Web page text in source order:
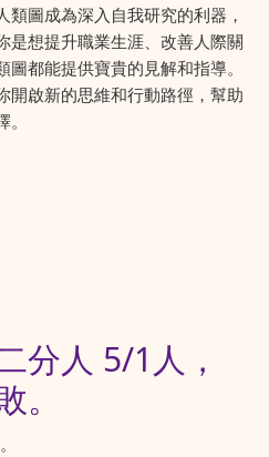
圖成為深入自我研究的利器，
是想提升職業生涯、改善人際關
都能提供寶貴的見解和指導。
開啟新的思維和行動路徑，幫助
分人 5/1人，